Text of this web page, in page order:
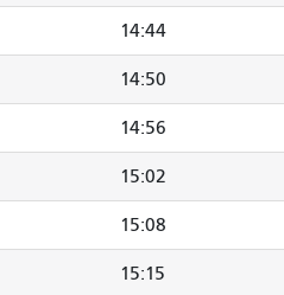
14:44
14:50
14:56
15:02
15:08
15:15